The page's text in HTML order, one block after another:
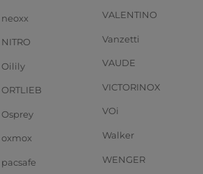
neoxx
NITRO
Oilily
ORTLIEB
Osprey
oxmox
pacsafe
VALENTINO
Vanzetti
VAUDE
VICTORINOX
VOi
Walker
WENGER